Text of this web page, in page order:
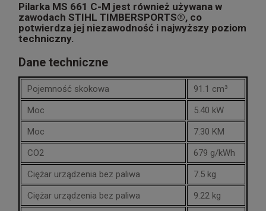
Pilarka MS 661 C-M jest również używana w
zawodach STIHL TIMBERSPORTS®, co
potwierdza jej niezawodność i najwyższy poziom
techniczny.
Dane techniczne
Pojemność skokowa
91.1 cm³
Moc
5.40 kW
Moc
7.30 KM
CO2
679 g/kWh
Ciężar urządzenia bez paliwa
7.5 kg
Ciężar urządzenia bez paliwa
9.22 kg